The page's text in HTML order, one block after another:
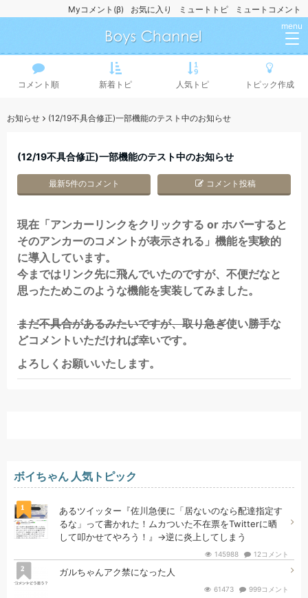
ミュートコメント
ミュートトピ
お気に入り
Myコメント(β)
menu
コメント順 新着トピ 人気トピ トピック作成
お知らせ (12/19不具合修正)一部機能のテスト中のお知らせ
(12/19不具合修正)一部機能のテスト中のお知らせ
コメント投稿
最新5件のコメント
現在「アンカーリンクをクリックする or ホバーすると
そのアンカーのコメントが表示される」機能を実験的
に導入しています。
今まではリンク先に飛んでいたのですが、不便だなと
思ったためこのような機能を実装してみました。
まだ不具合があるみたいですが、取り急ぎ使い勝手な
どコメントいただければ幸いです。
よろしくお願いいたします。
ボイちゃん 人気トピック
1
あるツイッター『佐川急便に「居ないのなら配達指定す
るな」って書かれた！ムカついた不在票をTwitterに晒
して叩かせてやろう！』→逆に炎上してしまう
145988 12コメント
2 ガルちゃんアク禁になった人
61473 999コメント